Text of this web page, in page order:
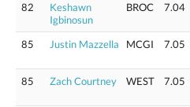
82
Keshawn
Igbinosun
BROC 7.04
85 Justin Mazzella MCGI 7.05
85
Zach Courtney WEST 7.05